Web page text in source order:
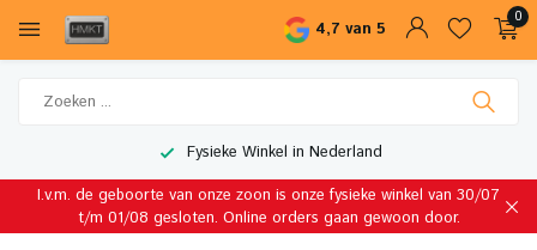
4,7 van 5
0
Fysieke Winkel in Nederland
I.v.m. de geboorte van onze zoon is onze fysieke winkel van 30/07
t/m 01/08 gesloten. Online orders gaan gewoon door.